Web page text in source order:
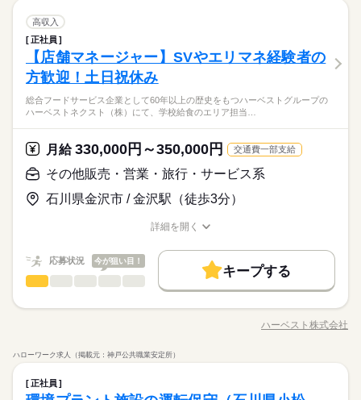
高収入
正社員
【店舗マネージャー】SVやエリマネ経験者の
方歓迎！土日祝休み
総合フードサービス企業として60年以上の歴史をもつハーベストグループの
ハーベストネクスト（株）にて、学校給食のエリア担当…
月給330,000円～350,000円 交通費一部支給
その他販売・営業・旅行・サービス系
石川県金沢市 / 金沢駅（徒歩3分）
男女の割合 男性
みんなで
しずか にぎやか
業界
その他販売・営業・旅行・サービス系
トグループのハーベストネクスト（株）にて、学校給食のエリ
ア担当マネージャーとしてお仕事してみませんか？受託してい
の信頼関係を構築していく・・そんな責任あるお仕事をお任せ
します。
続きを読む
詳細を開く
応募状況 今が狙い目！
キープする
給与/時間/休日
男女の割合
総合フードサービス企業として60年以上の歴史をもつハーベス
ハーベスト株式会社
ハローワーク求人（掲載元：神戸公共職業安定所）
正社員